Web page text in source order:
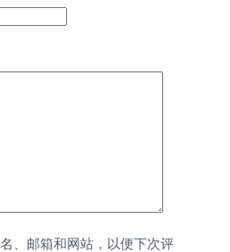
、邮箱和网站，以便下次评